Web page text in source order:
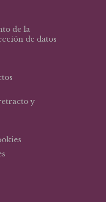
de la
de datos
y